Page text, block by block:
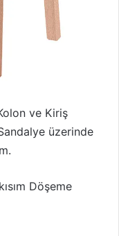
ve Kiriş
üzerinde
Döşeme